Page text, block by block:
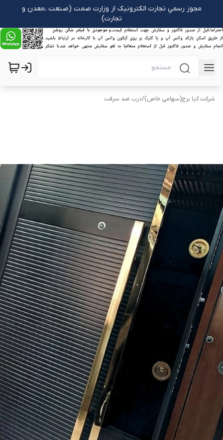
مجوز رسمیِ تجارت الکترونیک از وزارت صمت (صنعت ،معدن و
تجارت)
شرکت کیا برج(سهامی خاص)/درب ضد سرقت